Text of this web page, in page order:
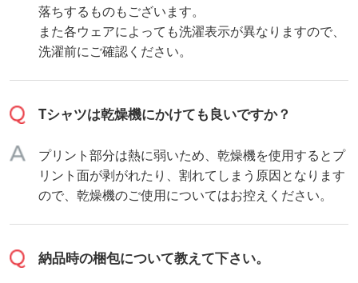
落ちするものもございます。
また各ウェアによっても洗濯表示が異なりますので、
洗濯前にご確認ください。
Tシャツは乾燥機にかけても良いですか？
プリント部分は熱に弱いため、乾燥機を使用するとプ
リント面が剥がれたり、割れてしまう原因となります
ので、乾燥機のご使用についてはお控えください。
納品時の梱包について教えて下さい。